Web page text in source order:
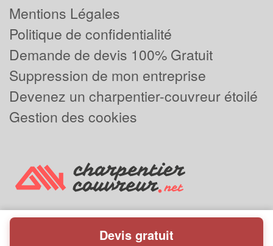
Mentions Légales
Politique de confidentialité
Demande de devis 100% Gratuit
Suppression de mon entreprise
Devenez un charpentier-couvreur étoilé
Gestion des cookies
Powered byPlus que pro
Devis gratuit